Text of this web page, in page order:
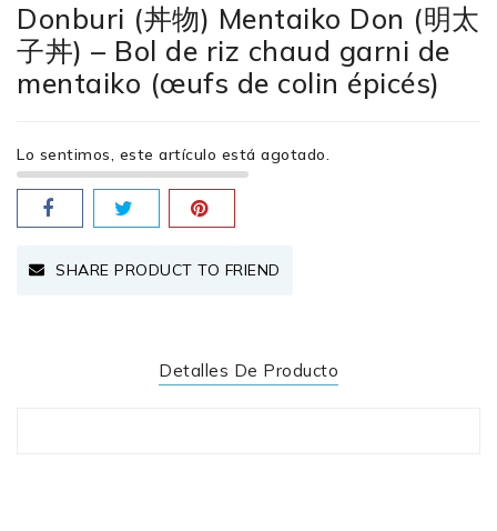
Donburi (丼物) Mentaiko Don (明太
子丼) – Bol de riz chaud garni de
mentaiko (œufs de colin épicés)
Lo sentimos, este artículo está agotado.
SHARE PRODUCT TO FRIEND
Detalles De Producto